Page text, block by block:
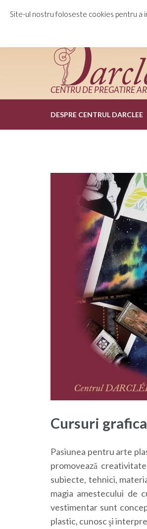
0752 30 55 33
CENTRU DE PREGATIRE
DESPRE CENTRUL DARCLEE
Cursuri
Pasiunea pentru arte
promovează
subiecte, tehnici,
magia amestecului de
vestimentar sunt
plastic, cunosc şi
Site-ul nostru foloseste cookies pentru a